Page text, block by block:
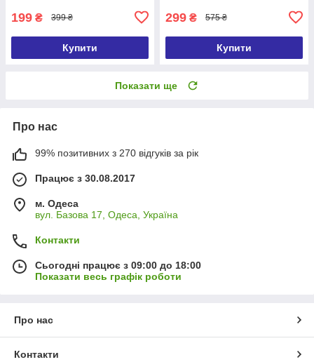
199 ₴ 399 ₴
Купити
299 ₴ 575 ₴
Купити
Показати ще
Про нас
99% позитивних з 270 відгуків за рік
Працює з 30.08.2017
м. Одеса
вул. Базова 17, Одеса, Україна
Контакти
Сьогодні працює з 09:00 до 18:00
Показати весь графік роботи
Про нас
Контакти